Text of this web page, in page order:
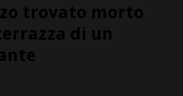
trovato morto
di un